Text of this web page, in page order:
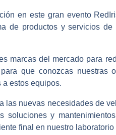
en este gran evento
de productos y servicios de
marcas del mercado para
que conozcas nuestras
a estos equipos.
las nuevas necesidades de
y
final en nuestro